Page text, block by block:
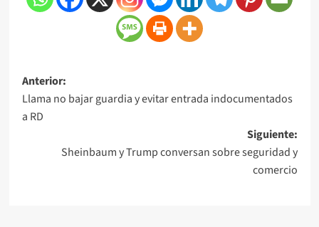
Anterior:
Llama no bajar guardia y evitar entrada indocumentados
a RD
Siguiente:
Sheinbaum y Trump conversan sobre seguridad y
comercio